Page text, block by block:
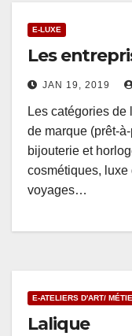
E-LUXE
Les
JAN 19, 2019
Les catégories
de marque (prêt-
bijouterie et
cosmétiques,
voyages…
E-ATELIERS D'ART/
Lalique